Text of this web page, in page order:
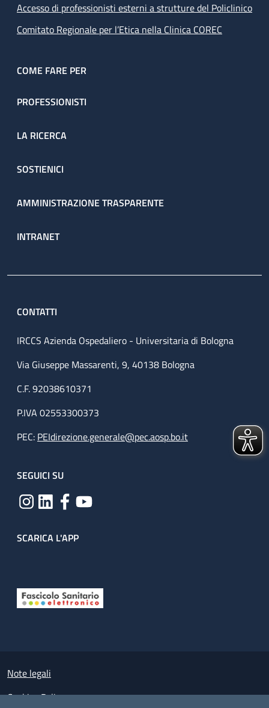
Accesso di professionisti esterni a strutture del Policlinico
Comitato Regionale per l’Etica nella Clinica COREC
COME FARE PER
PROFESSIONISTI
LA RICERCA
SOSTIENICI
AMMINISTRAZIONE TRASPARENTE
INTRANET
CONTATTI
IRCCS Azienda Ospedaliero - Universitaria di Bologna
Via Giuseppe Massarenti, 9, 40138 Bologna
C.F. 92038610371
P.IVA 02553300373
PEC: PEIdirezione.generale@pec.aosp.bo.it
SEGUICI SU
SCARICA L'APP
Small prints
Note legali
Cookies Policy